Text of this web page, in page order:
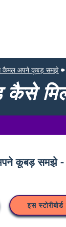
कैमल अपने कूबड़ समझे
इस